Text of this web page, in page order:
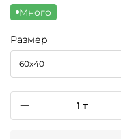
Много
Размер
60х40
1 т